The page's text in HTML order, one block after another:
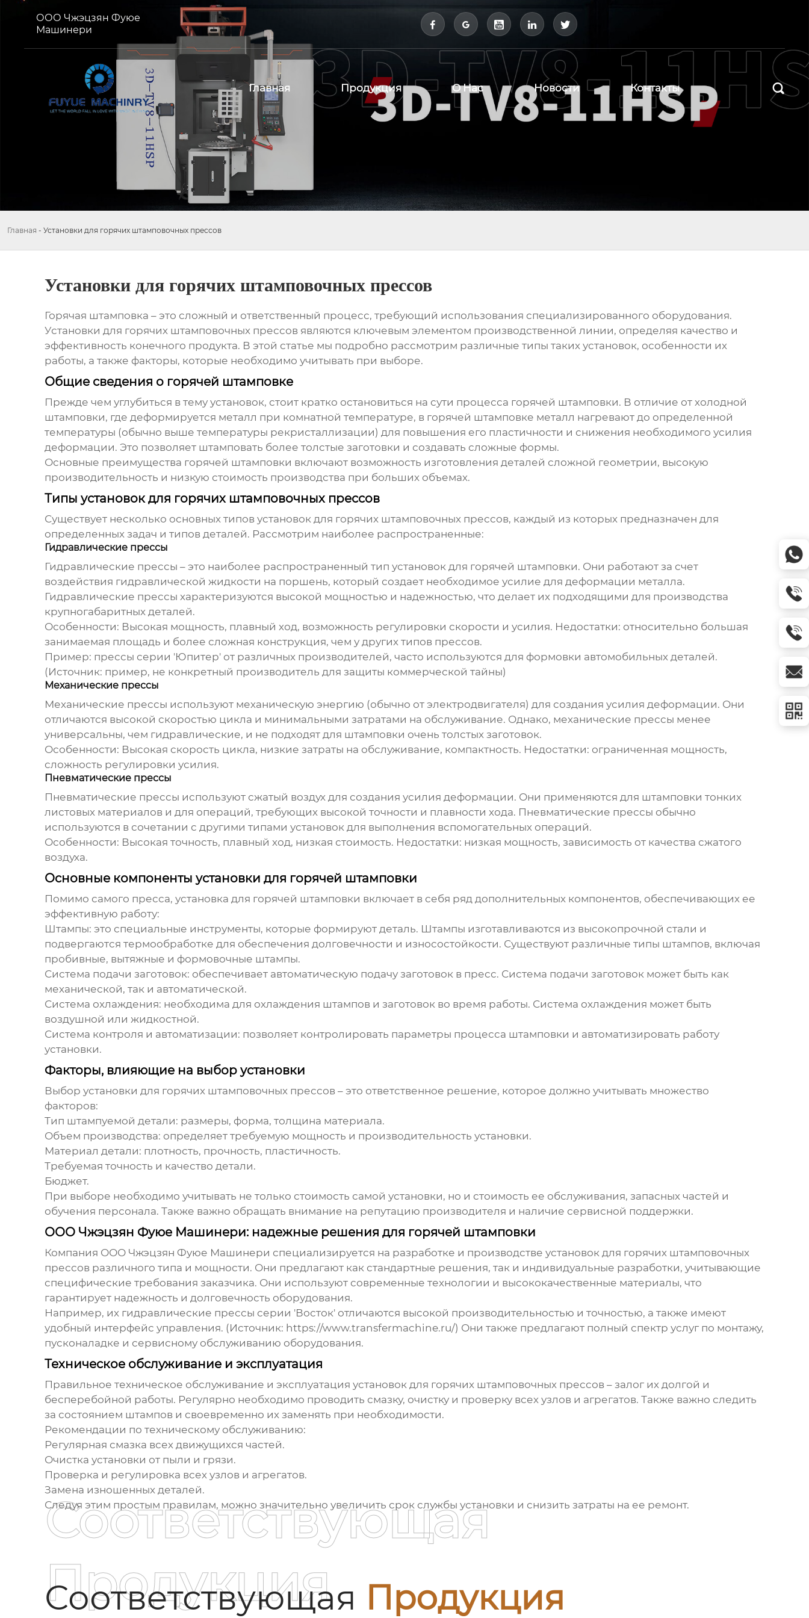
ООО Чжэцзян Фуюе
Машинери
    
Главная Продукция О Нас Новости Контакты 
Главная - Установки для горячих штамповочных прессов
Установки для горячих штамповочных прессов
Горячая штамповка – это сложный и ответственный процесс, требующий использования специализированного оборудования.
Установки для горячих штамповочных прессовявляются ключевым элементом производственной линии, определяя качество и
эффективность конечного продукта. В этой статье мы подробно рассмотрим различные типы таких установок, особенности их
работы, а также факторы, которые необходимо учитывать при выборе.
Общие сведения о горячей штамповке
Прежде чем углубиться в тему установок, стоит кратко остановиться на сути процесса горячей штамповки. В отличие от холодной
штамповки, где деформируется металл при комнатной температуре, в горячей штамповке металл нагревают до определенной
температуры (обычно выше температуры рекристаллизации) для повышения его пластичности и снижения необходимого усилия
деформации. Это позволяет штамповать более толстые заготовки и создавать сложные формы.
Основные преимущества горячей штамповки включают возможность изготовления деталей сложной геометрии, высокую
производительность и низкую стоимость производства при больших объемах.
Типы установок для горячих штамповочных прессов
Существует несколько основных типов установок для горячих штамповочных прессов, каждый из которых предназначен для
определенных задач и типов деталей. Рассмотрим наиболее распространенные:
Гидравлические прессы
Гидравлические прессы – это наиболее распространенный тип установок для горячей штамповки. Они работают за счет
воздействия гидравлической жидкости на поршень, который создает необходимое усилие для деформации металла.
Гидравлические прессы характеризуются высокой мощностью и надежностью, что делает их подходящими для производства
крупногабаритных деталей.
Особенности: Высокая мощность, плавный ход, возможность регулировки скорости и усилия. Недостатки: относительно большая
занимаемая площадь и более сложная конструкция, чем у других типов прессов.
Пример: прессы серии 'Юпитер' от различных производителей, часто используются для формовки автомобильных деталей.
(Источник: пример, не конкретный производитель для защиты коммерческой тайны)
Механические прессы
Механические прессы используют механическую энергию (обычно от электродвигателя) для создания усилия деформации. Они
отличаются высокой скоростью цикла и минимальными затратами на обслуживание. Однако, механические прессы менее
универсальны, чем гидравлические, и не подходят для штамповки очень толстых заготовок.
Особенности: Высокая скорость цикла, низкие затраты на обслуживание, компактность. Недостатки: ограниченная мощность,
сложность регулировки усилия.
Пневматические прессы
Пневматические прессы используют сжатый воздух для создания усилия деформации. Они применяются для штамповки тонких
листовых материалов и для операций, требующих высокой точности и плавности хода. Пневматические прессы обычно
используются в сочетании с другими типами установок для выполнения вспомогательных операций.
Особенности: Высокая точность, плавный ход, низкая стоимость. Недостатки: низкая мощность, зависимость от качества сжатого
воздуха.
Основные компоненты установки для горячей штамповки
Помимо самого пресса, установка для горячей штамповки включает в себя ряд дополнительных компонентов, обеспечивающих ее
эффективную работу:
Штампы: это специальные инструменты, которые формируют деталь. Штампы изготавливаются из высокопрочной стали и
подвергаются термообработке для обеспечения долговечности и износостойкости. Существуют различные типы штампов, включая
пробивные, вытяжные и формовочные штампы.
Система подачи заготовок: обеспечивает автоматическую подачу заготовок в пресс. Система подачи заготовок может быть как
механической, так и автоматической.
Система охлаждения: необходима для охлаждения штампов и заготовок во время работы. Система охлаждения может быть
воздушной или жидкостной.
Система контроля и автоматизации: позволяет контролировать параметры процесса штамповки и автоматизировать работу
установки.
Факторы, влияющие на выбор установки
Выбор установки для горячих штамповочных прессов– это ответственное решение, которое должно учитывать множество
факторов:
Тип штампуемой детали: размеры, форма, толщина материала.
Объем производства: определяет требуемую мощность и производительность установки.
Материал детали: плотность, прочность, пластичность.
Требуемая точность и качество детали.
Бюджет.
При выборе необходимо учитывать не только стоимость самой установки, но и стоимость ее обслуживания, запасных частей и
обучения персонала. Также важно обращать внимание на репутацию производителя и наличие сервисной поддержки.
ООО Чжэцзян Фуюе Машинери: надежные решения для горячей штамповки
Компания ООО Чжэцзян Фуюе Машинери специализируется на разработке и производстве установок для горячих штамповочных
прессовразличного типа и мощности. Они предлагают как стандартные решения, так и индивидуальные разработки, учитывающие
специфические требования заказчика. Они используют современные технологии и высококачественные материалы, что
гарантирует надежность и долговечность оборудования.
Например, их гидравлические прессы серии 'Восток' отличаются высокой производительностью и точностью, а также имеют
удобный интерфейс управления. (Источник: https://www.transfermachine.ru/) Они также предлагают полный спектр услуг по монтажу,
пусконаладке и сервисному обслуживанию оборудования.
Техническое обслуживание и эксплуатация
Правильное техническое обслуживание и эксплуатация установок для горячих штамповочных прессов– залог их долгой и
бесперебойной работы. Регулярно необходимо проводить смазку, очистку и проверку всех узлов и агрегатов. Также важно следить
за состоянием штампов и своевременно их заменять при необходимости.
Рекомендации по техническому обслуживанию:
Регулярная смазка всех движущихся частей.
Очистка установки от пыли и грязи.
Проверка и регулировка всех узлов и агрегатов.
Замена изношенных деталей.
Следуя этим простым правилам, можно значительно увеличить срок службы установки и снизить затраты на ее ремонт.
Соответствующая Продукция
Соответствующая
Продукция